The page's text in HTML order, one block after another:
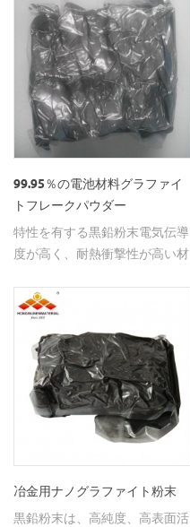
99.95％の電池材料グラファイ
トフレークパウダー
特性を有する黒鉛粉末電気伝導
度が高く、耐熱衝撃性が高い材
冶金用ナノグラファイト粉末
黒鉛粉末は、高純度、高表面活